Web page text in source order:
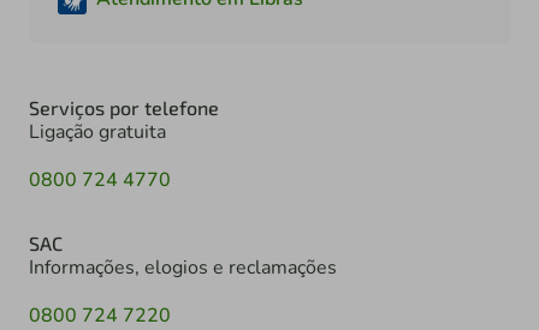
Serviços por telefone
Ligação gratuita
0800 724 4770
SAC
Informações, elogios e reclamações
0800 724 7220